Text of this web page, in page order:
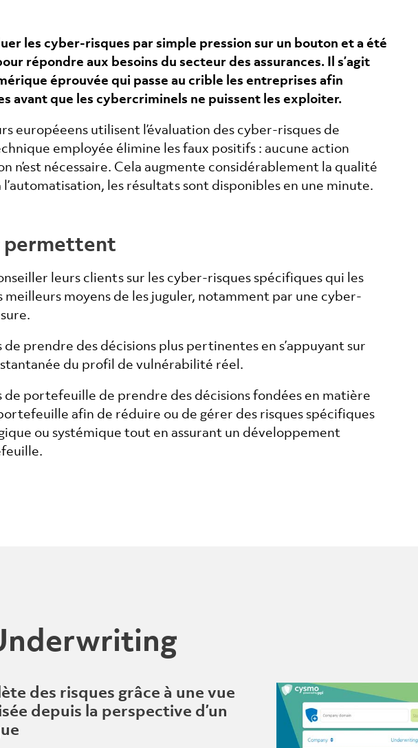
les cyber-risques par simple pression sur un bouton et a été
répondre aux besoins du secteur des assurances. Il s’agit
éprouvée qui passe au crible les entreprises afin
avant que les cybercriminels ne puissent les exploiter.
européeens utilisent l’évaluation des cyber-risques de
employée élimine les faux positifs : aucune action
n’est nécessaire. Cela augmente considérablement la qualité
les résultats sont disponibles en une minute.
permettent
leurs clients sur les cyber-risques spécifiques qui les
moyens de les juguler, notamment par une cyber-
prendre des décisions plus pertinentes en s’appuyant sur
du profil de vulnérabilité réel.
de portefeuille de prendre des décisions fondées en matière
afin de réduire ou de gérer des risques spécifiques
ou systémique tout en assurant un développement
des risques grâce à une vue
depuis la perspective d’un